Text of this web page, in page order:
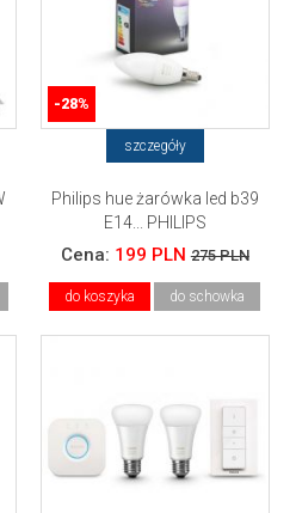
-28%
szczegóły
Philips hue żarówka led b39
E14... PHILIPS
Cena: 199 PLN 275 PLN
do koszyka do schowka